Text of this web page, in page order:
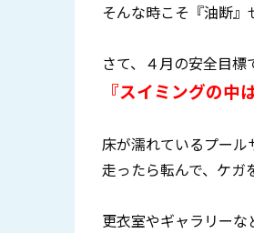
そんな時こそ『油断
さて、４月の安全目標
『スイミングの中
床が濡れているプール
走ったら転んで、ケガ
更衣室やギャラリーな